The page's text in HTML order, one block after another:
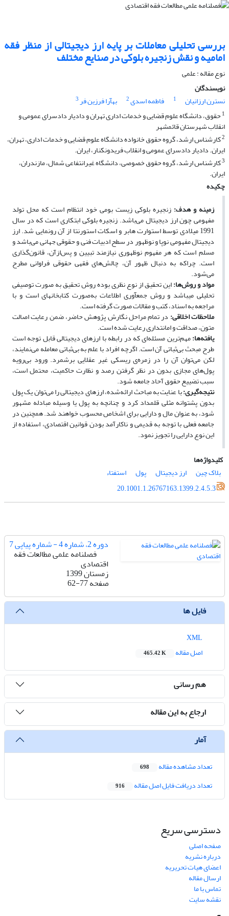
بررسی تحلیلی معاملات بر پایه ارز دیجیتالی از منظر فقه
امامیه و نقش زنجیره بلوکی در صنایع مختلف
نوع مقاله : علمی
نویسندگان
نسترن ارزانیان
1 فاطمه اسدی2 به‏آرا فرزین فر3
1 حقوق، دانشگاه علوم قضایی و خدمات اداری تهران و دادیار دادسرای عمومی و
انقلاب شهرستان قائمشهر
2کارشناس ارشد، گروه حقوق خانواده دانشگاه علوم قضایی و خدمات اداری، تهران،
ایران. دادیار دادسرای عمومی و انقلاب فریدونکنار، ایران.
3کارشناس ارشد، گروه حقوق خصوصی، دانشگاه غیرانتفاعی شمال، مازندران،
ایران.
چکیده
زمینه و هدف: زنجیره بلوکی زیست بومی خود انتظام است که محل تولد
مفهومی چون ارز دیجیتال می‌باشد. زنجیره بلوکی ابتکاری است که در سال
1991 میلادی توسط استوارت هابر و اسکات استورنتا از آن رونمایی شد. ارز
دیجیتال مفهومی نوپا و نوظهور در سطح ادبیات فنی و حقوقی جهانی می‌باشد و
مسلم است که هر مفهوم نوظهوری نیازمند تبیین و پس‌ازآن، قانون‌گذاری
است. چراکه به دنبال ظهور آن، چالش‌های فقهی حقوقی فراوانی مطرح‌
می‌شود.
مواد و روش‌ها:این تحقیق از نوع نظری بوده ‌روش تحقیق به صورت توصیفی
تحلیلی می‏باشد و روش جمع‏آوری اطلاعات به‌صورت کتابخانه‏ای است و با
مراجعه به اسناد، کتب و مقالات صورت گرفته است.
ملاحظات اخلاقی: در تمام مراحل نگارش پژوهش حاضر، ضمن رعایت اصالت
متون، صداقت و امانتداری رعایت شده است.
یافته‌ها:مهم‌ترین مسئله‌ای‌ که در رابطه با ارزهای دیجیتالی قابل توجه است
طرح مبحث بی‌ثباتی آن است. اگرچه افراد با علم به بی‌ثباتی معامله می‌نمایند،
لکن می‌توان آن را در زمره‌ی ریسکی غیر عقلایی برشمرد. ورود بی‌رویه
پول‌های مجازی بدون در نظر گرفتن رصد و نظارت حاکمیت، محتمل است،
سبب تضییع حقوق آحاد جامعه شود.
نتیجه‌گیری:با عنایت به مباحث ارائه‌شده، ارزهای دیجیتالی را می‌توان یک پول
بدون پشتوانه مثلی قلمداد کرد و چنانچه به پول یا وسیله مبادله مشهور
شود، به عنوان مال و دارایی برای اشخاص محسوب خواهند شد. همچنین در
جامعه فعلی با توجه به قدیمی و ناکارآمد بودن قوانین اقتصادی، استفاده از
این نوع دارایی را تجویز نمود.
کلیدواژه‌ها
بلاک چین
ارز دیجیتال پول
استفتاء
20.1001.1.26767163.1399.2.4.5.3
دوره 2، شماره 4 - شماره پیاپی 7
فصلنامه علمی مطالعات فقه
اقتصادی
زمستان 1399
صفحه62-77
فایل ها
اصل مقاله
465.42 K
هم رسانی
ارجاع به این مقاله
آمار
تعداد مشاهده مقاله 698
تعداد دریافت فایل اصل مقاله 916
دسترسی سریع
صفحه اصلی
درباره نشریه
اعضای هیات تحریریه
ارسال مقاله
تماس با ما
نقشه سایت